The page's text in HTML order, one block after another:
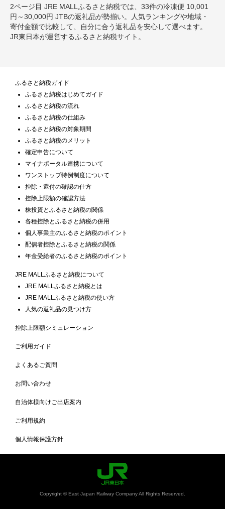
2ページ目 JRE MALLふるさと納税では、33件の冷凍便 10,001
円～30,000円 JTBの返礼品が勢揃い。人気ランキングや地域・
寄付金額で比較して、自分に合う返礼品を安心して選べます。
JR東日本が運営するふるさと納税サイト。
ふるさと納税ガイド
ふるさと納税はじめてガイド
ふるさと納税の流れ
ふるさと納税の仕組み
ふるさと納税の対象期間
ふるさと納税のメリット
確定申告について
マイナポータル連携について
ワンストップ特例制度について
控除・還付の確認の仕方
控除上限額の確認方法
株投資とふるさと納税の関係
各種控除とふるさと納税の併用
個人事業主のふるさと納税のポイント
配偶者控除とふるさと納税の関係
年金受給者のふるさと納税のポイント
JRE MALLふるさと納税について
JRE MALLふるさと納税とは
JRE MALLふるさと納税の使い方
人気の返礼品の見つけ方
控除上限額シミュレーション
ご利用ガイド
よくあるご質問
お問い合わせ
自治体様向けご出店案内
ご利用規約
個人情報保護方針
Copyright © East Japan Railway Company All Rights Reserved.